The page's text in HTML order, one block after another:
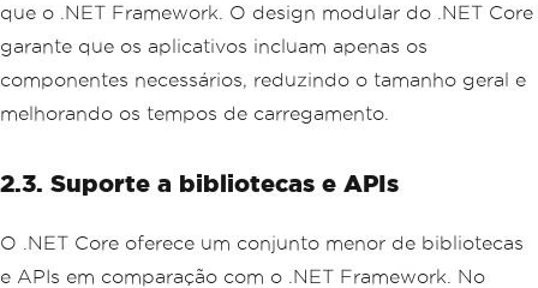
que o .NET Framework. O design modular do .NET Core
garante que os aplicativos incluam apenas os
componentes necessários, reduzindo o tamanho geral e
melhorando os tempos de carregamento.
2.3. Suporte a bibliotecas e APIs
O .NET Core oferece um conjunto menor de bibliotecas
e APIs em comparação com o .NET Framework. No